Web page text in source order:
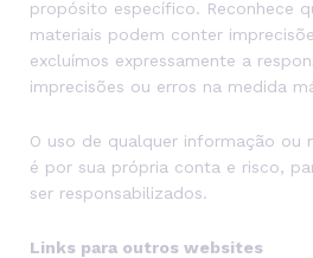
propósito específico. Reconhece
materiais podem conter
excluímos expressamente a
imprecisões ou erros na medida
O uso de qualquer informação ou
é por sua própria conta e risco,
ser responsabilizados.
Links para outros websites